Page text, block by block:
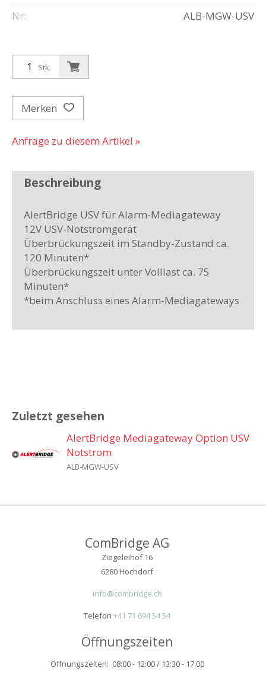
Nr: ALB-MGW-USV
Stk.
Merken
Anfrage zu diesem Artikel »
Beschreibung
AlertBridge USV für Alarm-Mediagateway
12V USV-Notstromgerät
Überbrückungszeit im Standby-Zustand ca.
120 Minuten*
Überbrückungszeit unter Volllast ca. 75
Minuten*
*beim Anschluss eines Alarm-Mediagateways
Zuletzt gesehen
AlertBridge Mediagateway Option USV
Notstrom
ALB-MGW-USV
ComBridge AG
Ziegeleihof 16
6280 Hochdorf
info@combridge.ch
Telefon +41 71 694 54 54
Öffnungszeiten
Öffnungszeiten: 08:00 - 12:00 / 13:30 - 17:00